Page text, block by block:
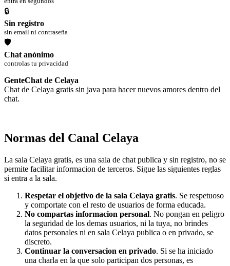
🔒
Sin registro
sin email ni contraseña
🛡
Chat anónimo
controlas tu privacidad
GenteChat de Celaya
Chat de Celaya gratis sin java para hacer nuevos amores dentro del
chat.
Normas del Canal Celaya
La sala Celaya gratis, es una sala de chat publica y sin registro, no se
permite facilitar informacion de terceros. Sigue las siguientes reglas
si entra a la sala.
Respetar el objetivo de la sala Celaya gratis. Se respetuoso
y comportate con el resto de usuarios de forma educada.
No compartas informacion personal. No pongan en peligro
la seguridad de los demas usuarios, ni la tuya, no brindes
datos personales ni en sala Celaya publica o en privado, se
discreto.
Continuar la conversacion en privado. Si se ha iniciado
una charla en la que solo participan dos personas, es